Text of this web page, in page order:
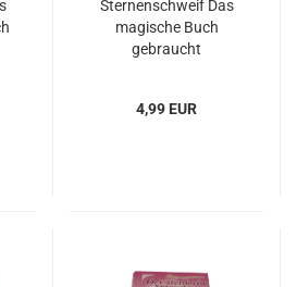
Sternenschweif Das
magische Buch
gebraucht
4,99 EUR